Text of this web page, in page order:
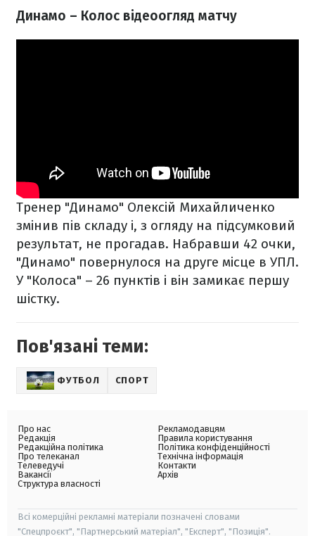
Динамо – Колос відеоогляд матчу
Тренер "Динамо" Олексій Михайличенко
змінив пів складу і, з огляду на підсумковий
результат, не прогадав. Набравши 42 очки,
"Динамо" повернулося на друге місце в УПЛ.
У "Колоса" – 26 пунктів і він замикає першу
шістку.
Пов'язані теми:
ФУТБОЛ СПОРТ
Про нас
Редакція
Редакційна політика
Про телеканал
Телеведучі
Вакансії
Структура власності
Рекламодавцям
Правила користування
Політика конфіденційності
Технічна інформація
Контакти
Архів
Всі комерційні рекламні матеріали позначені словами
"Спецпроєкт", "Партнерський матеріал", "Експерт", "Позиція".